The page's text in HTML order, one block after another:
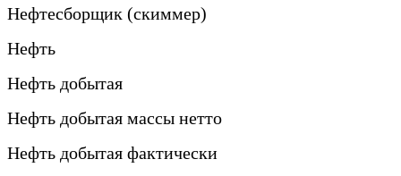
Нефтесборщик (скиммер)
Нефть
Нефть добытая
Нефть добытая массы нетто
Нефть добытая фактически